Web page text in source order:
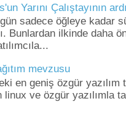
Yarını Çalıştayının
gün sadece öğleye kadar
Bunlardan ilkinde daha
mevzusu
en geniş özgür
ve özgür yazılımla